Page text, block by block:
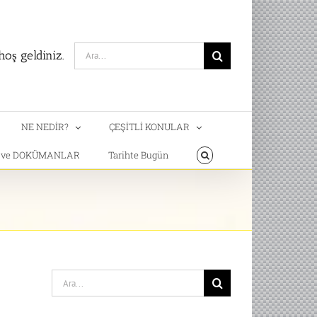
geldiniz.
Search
for:
NE NEDİR? ÇEŞİTLİ KONULAR
DOKÜMANLAR Tarihte Bugün
Search
for: